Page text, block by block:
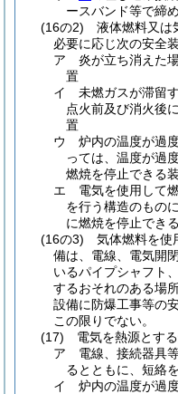
ースバンド等で締
(16の2)
液体燃料又は
必要に応じ次の安全
ア
炎が立ち消えた
置
イ
未燃ガスが滞留
点火前及び消火後
置
ウ
炉内の温度が過
っては、温度が過
燃焼を停止できる
エ
電気を使用して
を行う構造のもの
に燃焼を停止でき
(16の3)
気体燃料を使
備は、電線、電気開
いるパイプシャフト
するおそれのある場
設備に防爆工事等の
この限りでない。
(17)
電気を熱源とす
ア
電線、接続器具
るとともに、短絡
イ
炉内の温度が過